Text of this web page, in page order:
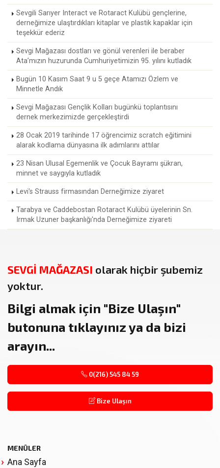
Sevgili Sarıyer Interact ve Rotaract Kulübü gençlerine,
derneğimize ulaştırdıkları kitaplar ve plastik kapaklar için
teşekkür ederiz
Sevgi Mağazası dostları ve gönül verenleri ile beraber
Ata’mızın huzurunda Cumhuriyetimizin 95. yılını kutladık
Bugün 10 Kasım Saat 9 u 5 geçe Atamızı Özlem ve
Minnetle Andık
Sevgi Mağazası Gençlik Kolları bugünkü toplantısını
dernek merkezimizde gerçekleştirdi
28 Ocak 2019 tarihinde 17 öğrencimiz scratch eğitimini
alarak kodlama dünyasına ilk adımlarını attılar
23 Nisan Ulusal Egemenlik ve Çocuk Bayramı şükran,
minnet ve saygıyla kutladık
Levi's Strauss firmasından Derneğimize ziyaret
Tarabya ve Caddebostan Rotaract Kulübü üyelerinin Sn.
Irmak Uzuner başkanlığı'nda Derneğimize ziyareti
SEVGİ MAĞAZASI olarak hiçbir şubemiz
yoktur.
Bilgi almak için "Bize Ulaşın"
butonuna tıklayınız ya da bizi
arayın...
0(216) 545 84 59
Bize Ulaşın
MENÜLER
Ana Sayfa